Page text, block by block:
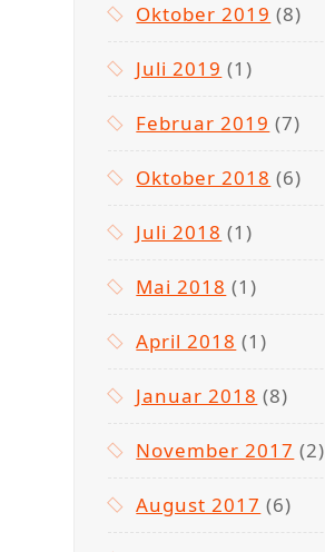
Oktober 2019 (8)
Juli 2019 (1)
Februar 2019 (7)
Oktober 2018 (6)
Juli 2018 (1)
Mai 2018 (1)
April 2018 (1)
Januar 2018 (8)
November 2017 (2)
August 2017 (6)